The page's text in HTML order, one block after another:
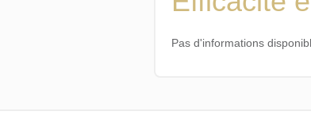
Pas d'informations